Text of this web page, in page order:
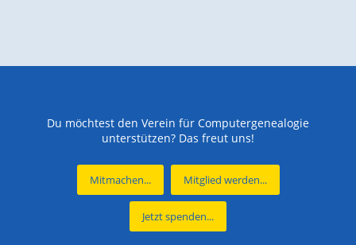
Du möchtest den Verein für Computergenealogie
unterstützen? Das freut uns!
Mitmachen... Mitglied werden...
Jetzt spenden...